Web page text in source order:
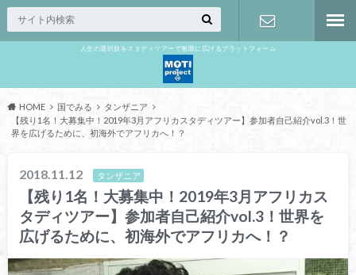
人生の選択肢をスタディツアーで無限に広げるプラットフォーム
HOME 国でみる
タンザニア
【残り1名！大募集中！2019年3月アフリカスタディツアー】参加者自己紹介vol.3！世
界を広げるために、初海外でアフリカへ！？
2018.11.12 タンザニア
【残り1名！大募集中！2019年3月アフリカス
タディツアー】参加者自己紹介vol.3！世界を
広げるために、初海外でアフリカへ！？